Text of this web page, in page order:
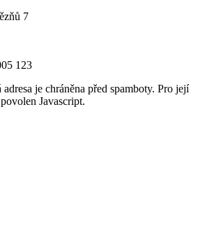
7
123
je chráněna před spamboty. Pro její
Javascript.